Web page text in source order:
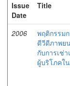
Issue
Date
Title
2006
พฤติกรรม
ดีวีดีภาพย
กับการเช่
ผู้บริโภคใ